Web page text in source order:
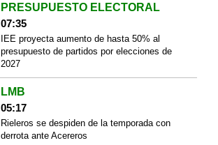
PRESUPUESTO ELECTORAL
07:35
IEE proyecta aumento de hasta 50% al
presupuesto de partidos por elecciones de
2027
LMB
05:17
Rieleros se despiden de la temporada con
derrota ante Acereros